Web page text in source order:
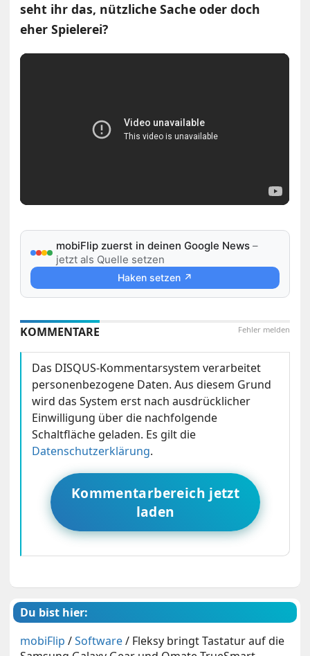
seht ihr das, nützliche Sache oder doch
eher Spielerei?
mobiFlip zuerst in deinen Google News –
jetzt als Quelle setzen
Haken setzen ↗
Fehler melden
KOMMENTARE
Das DISQUS-Kommentarsystem verarbeitet
personenbezogene Daten. Aus diesem Grund
wird das System erst nach ausdrücklicher
Einwilligung über die nachfolgende
Schaltfläche geladen. Es gilt die
Datenschutzerklärung.
Kommentarbereich jetzt
laden
Du bist hier:
mobiFlip /Software/ Fleksy bringt Tastatur auf die